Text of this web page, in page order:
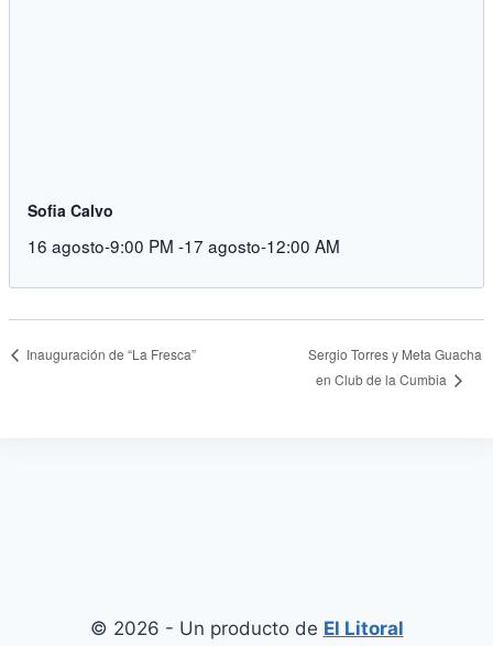
Sofia Calvo
16 agosto-9:00 PM -17 agosto-12:00 AM
Inauguración de “La Fresca”
Sergio Torres y Meta Guacha
en Club de la Cumbia
© 2026 - Un producto de El Litoral